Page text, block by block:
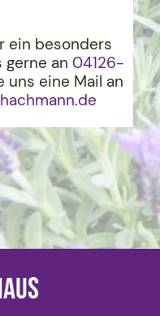
ein besonders
gerne an 04126-
uns eine Mail an
nn.de